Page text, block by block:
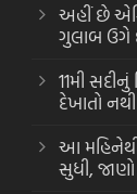
અહીં છે
ગુલાબ ઉગે
11મી
દેખાતો નથી
આ મહિનેથી
સુધી, જાણો